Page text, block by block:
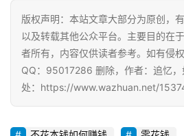
版权声明：本站文章大部分为原创，
以及转载其他公众平台。主要目的在
者所有，内容仅供读者参考。如有侵
QQ：95017286 删除，作者：追忆
处：https://www.wazhuan.net/